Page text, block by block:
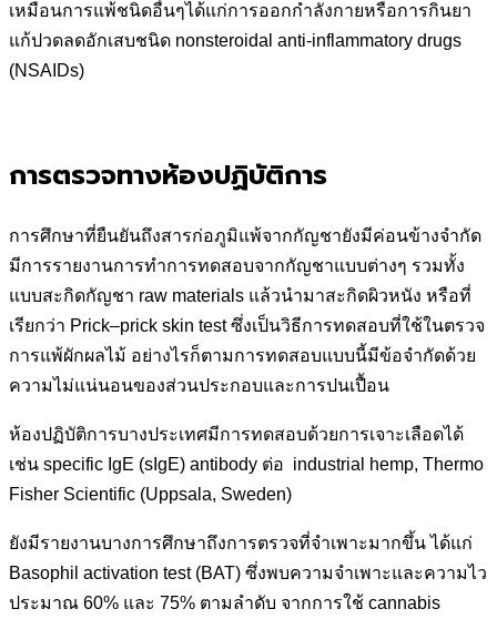
เหมือนการแพ้ชนิดอื่นๆได้แก่การออกกำลังกายหรือการกินยา
แก้ปวดลดอักเสบชนิด nonsteroidal anti-inflammatory drugs
(NSAIDs)
การตรวจทางห้องปฏิบัติการ
การศึกษาที่ยืนยันถึงสารก่อภูมิแพ้จากกัญชายังมีค่อนข้างจำกัด
มีการรายงานการทำการทดสอบจากกัญชาแบบต่างๆ รวมทั้ง
แบบสะกิดกัญชา raw materials แล้วนำมาสะกิดผิวหนัง หรือที่
เรียกว่า Prick–prick skin test ซึ่งเป็นวิธีการทดสอบที่ใช้ในตรวจ
การแพ้ผักผลไม้ อย่างไรก็ตามการทดสอบแบบนี้มีข้อจำกัดด้วย
ความไม่แน่นอนของส่วนประกอบและการปนเปื้อน
ห้องปฏิบัติการบางประเทศมีการทดสอบด้วยการเจาะเลือดได้
เช่น specific IgE (sIgE) antibody ต่อ industrial hemp, Thermo
Fisher Scientific (Uppsala, Sweden)
ยังมีรายงานบางการศึกษาถึงการตรวจที่จำเพาะมากขึ้น ได้แก่
Basophil activation test (BAT) ซึ่งพบความจำเพาะและความไว
ประมาณ 60% และ 75% ตามลำดับ จากการใช้ cannabis